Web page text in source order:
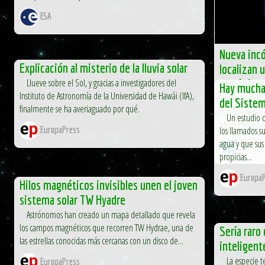
ESA
Nueva
localizan
Un equipo de
indicios
objeto
El
Explicación al misterio de la lluvia solar
Llueve sobre el Sol, y gracias a investigadores del
Instituto de Astronomía de la Universidad de Hawái (IfA),
finalmente se ha averiaguado por qué.
EuropaPress
Hay
del
Un estudio
los llamados
agua y que
propicias...
Hilos magnéticos invisibles unen el joven
sistema solar TW Hyadre
Astrónomos han creado un mapa detallado que revela
los campos magnéticos que recorren TW Hydrae, una de
las estrellas conocidas más cercanas con un disco de...
EuropaPress
Sería
La especie